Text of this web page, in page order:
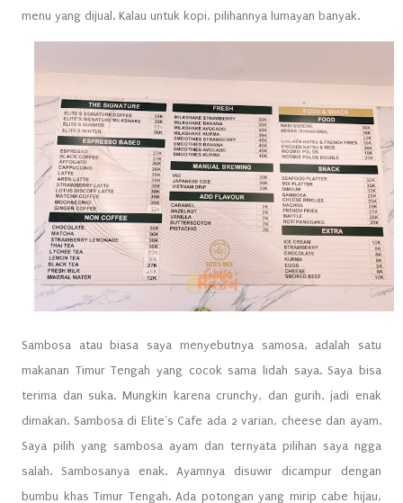
menu yang dijual. Kalau untuk kopi, pilihannya lumayan banyak.
Sambosa atau biasa saya menyebutnya samosa, adalah satu
makanan Timur Tengah yang cocok sama lidah saya. Saya bisa
terima dan suka. Mungkin karena crunchy, dan gurih, jadi enak
dimakan. Sambosa di Elite's Cafe ada 2 varian, cheese dan ayam.
Saya pilih yang sambosa ayam dan ternyata pilihan saya ngga
salah. Sambosanya enak. Ayamnya disuwir dicampur dengan
bumbu khas Timur Tengah. Ada potongan yang mirip cabe hijau,